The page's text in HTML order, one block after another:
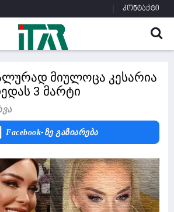
კონტაქტი
მიულოცა კესარია
3 მარტი
Facebook-Ზე Გაზიარება